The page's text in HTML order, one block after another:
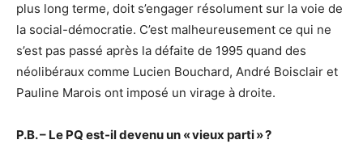
plus long terme, doit s’engager résolument sur la voie de
la social-démocratie. C’est malheureusement ce qui ne
s’est pas passé après la défaite de 1995 quand des
néolibéraux comme Lucien Bouchard, André Boisclair et
Pauline Marois ont imposé un virage à droite.
P.B. – Le PQ est-il devenu un « vieux parti » ?